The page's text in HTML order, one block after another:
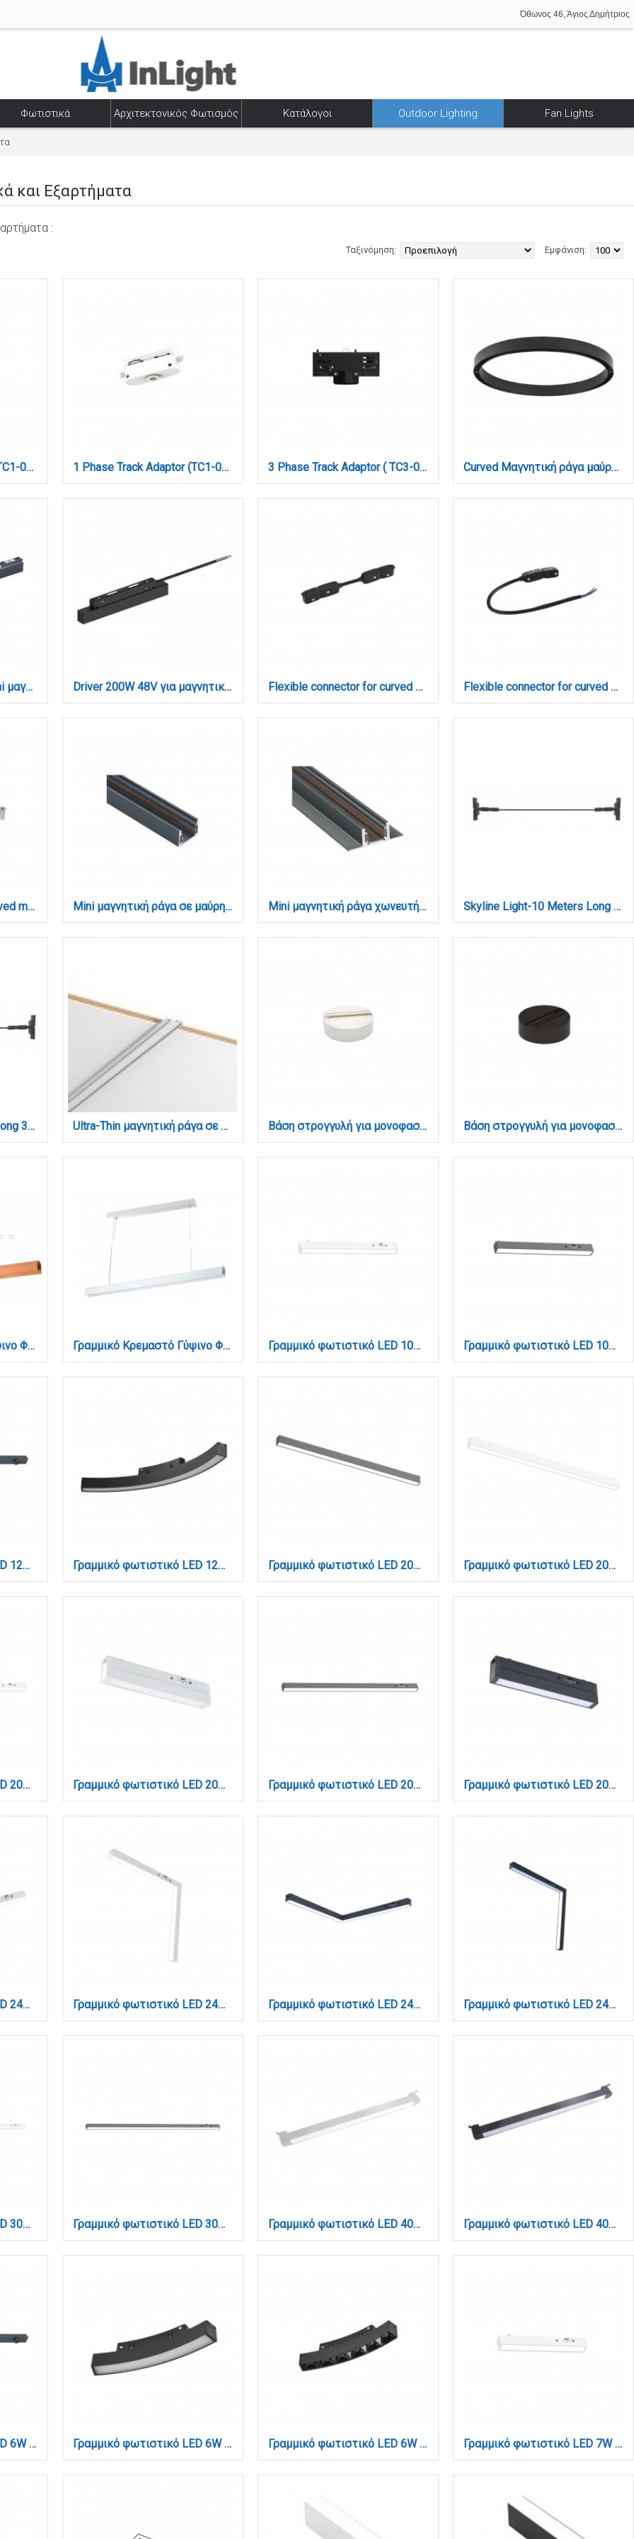
Όθωνος 46, Άγιος Δημήτριος
Φωτιστικά Αρχιτεκτονικός Φωτισμός Κατάλογοι Outdoor Lighting Fan Lights
και Εξαρτήματα
:
Εμφάνιση:
Ταξινόμηση:
1 Phase Track Adaptor (TC1-032-Black) 1 Phase Track Adaptor (TC1-032-White) 3 Phase Track Adaptor ( TC3-034-Black) Curved Μαγνητική ράγα μαύρη 90cm (TRC001)
Driver 150W 48V για Mini μαγνητική ράγα σε μαύρη απόχρωση (TDM001-Black) Driver 200W 48V για μαγνητική ράγα σε μαύρη απόχρωση TUYA (TD005-Black) Flexible connector for curved magnetic track 48volt (TC035) Flexible connector for curved magnetic track 48volt to power (TC034)
Hanging wire 2m. for curved magnetic track (TC037) Mini μαγνητική ράγα σε μαύρη απόχρωση D:2m (TRM0010-Black) Mini μαγνητική ράγα χωνευτή σε μαύρη απόχρωση D:2m (TRM0020-Black) Skyline Light-10 Meters Long 3000K (43058-Black)
Skyline Light-4 Meters Long 3000K (43057-Black) Ultra-Thin μαγνητική ράγα σε λευκή απόχρωση D:3m (TR007-3-White) Βάση στρογγυλή για μονοφασική ράγα σε λευκή απόχρωση (TC1-033-White) Βάση στρογγυλή για μονοφασική ράγα σε μαύρη απόχρωση (TC1-033-Black)
Γραμμικό Κρεμαστό Γύψινο Φωτιστικό LED 36W, 2CCT, Κεραμιδί D:150x8,7cm(6123-Terracotta) Γραμμικό Κρεμαστό Γύψινο Φωτιστικό LED 36W, 2CCT, Λευκό D:150x8,7cm(6123-White) Γραμμικό φωτιστικό LED 10W 3CCT για Ultra Thin ράγα σε λευκή απόχρωση D:31,5X2,6X2,4cm (TMU0050-White) Γραμμικό φωτιστικό LED 10W 3CCT για Ultra Thin ράγα σε μαύρη απόχρωση D:31,5X2,6X2,4cm (TMU0050-Black)
Γραμμικό φωτιστικό LED 12W 3000K για μαγνητική Mini ράγα σε μαύρη απόχρωση D:60cmx1,6cm (TMM0021-Black) Γραμμικό φωτιστικό LED 12W 3CCT για Curved μαγνητική ράγα σε μαύρη απόχρωση D:34x2,2x2,5cm (TMC0021-Black) Γραμμικό φωτιστικό LED 20W 3000Κ-6000Κ για ultra thin ράγα σε μαύρη απόχρωση D:61,5cmX2.4cm (TUS06205-Black) Γραμμικό φωτιστικό LED 20W 3000Κ-6000Κ για ultra thin ράγα σε λευκή απόχρωση D:61.5cmX2.4cm (TUS06205-White)
Γραμμικό φωτιστικό LED 20W 3CCT για Ultra Thin ράγα σε λευκή απόχρωση D:61,5X2,6X2,4cm (TMU0060-White) Γραμμικό φωτιστικό LED 20W 3CCT για ultra thin ράγα σε λευκή απόχρωση D:62X2,6X4,8cm (TMU0170-White) Γραμμικό φωτιστικό LED 20W 3CCT για Ultra Thin ράγα σε μαύρη απόχρωση D:61,5X2,6X2,4cm (TMU0060-Black) Γραμμικό φωτιστικό LED 20W 3CCT για ultra thin ράγα σε μαύρη απόχρωση D:62X2,6X4,8cm (TMU0170-Black)
Γραμμικό φωτιστικό LED 24W 3CCT για ultra thin ράγα σε λευκή απόχρωση D:30X2,6X2,4cm (TMU0180-White) Γραμμικό φωτιστικό LED 24W 3CCT για ultra thin ράγα σε λευκή απόχρωση D:30X2,6X2,4cm (TMU0190-White) Γραμμικό φωτιστικό LED 24W 3CCT για ultra thin ράγα σε μαύρη απόχρωση D:30X2,6X2,4cm (TMU0180-Black) Γραμμικό φωτιστικό LED 24W 3CCT για ultra thin ράγα σε μαύρη απόχρωση D:30X2,6X2,4cm (TMU0190-Black)
Γραμμικό φωτιστικό LED 30W 3CCT για Ultra Thin ράγα σε λευκή απόχρωση D:91,5X2,6X2,4cm (TMU0070-White) Γραμμικό φωτιστικό LED 30W 3CCT για Ultra Thin ράγα σε μαύρη απόχρωση D:91,5X2,6X2,4cm (TMU0070-Black) Γραμμικό φωτιστικό LED 40W 4000K σε λευκή απόχρωση (T1-06002-White) Γραμμικό φωτιστικό LED 40W 4000K σε μαύρη απόχρωση (T1-06002-Black)
Γραμμικό φωτιστικό LED 6W 3000K για μαγνητική Mini ράγα σε μαύρη απόχρωση D:30cmx1,6cm (TMM0011-Black) Γραμμικό φωτιστικό LED 6W 3CCT για Curved μαγνητική ράγα σε μαύρη απόχρωση D:19x2,2x2,5cm (TMC0011-Black) Γραμμικό φωτιστικό LED 6W 3CCT για Curved μαγνητική ράγα σε μαύρη απόχρωση D:19x2,2x2,5cm (TMC0031-Black) Γραμμικό φωτιστικό LED 7W 3CCT για Ultra Thin ράγα σε λευκή απόχρωση D:23X2,6X2,4cm (TMU0040-White)